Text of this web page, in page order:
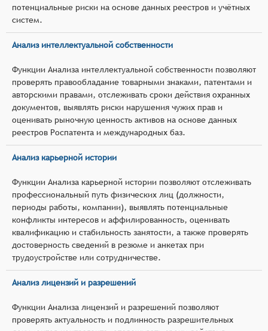
потенциальные риски на основе данных реестров и учётных
систем.
Анализ интеллектуальной собственности
Функции Анализа интеллектуальной собственности позволяют
проверять правообладание товарными знаками, патентами и
авторскими правами, отслеживать сроки действия охранных
документов, выявлять риски нарушения чужих прав и
оценивать рыночную ценность активов на основе данных
реестров Роспатента и международных баз.
Анализ карьерной истории
Функции Анализа карьерной истории позволяют отслеживать
профессиональный путь физических лиц (должности,
периоды работы, компании), выявлять потенциальные
конфликты интересов и аффилированность, оценивать
квалификацию и стабильность занятости, а также проверять
достоверность сведений в резюме и анкетах при
трудоустройстве или сотрудничестве.
Анализ лицензий и разрешений
Функции Анализа лицензий и разрешений позволяют
проверять актуальность и подлинность разрешительных